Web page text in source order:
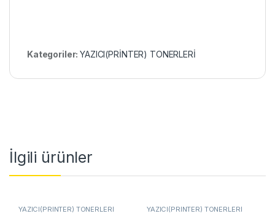
Kategoriler:YAZICI(PRİNTER) TONERLERİ
İlgili ürünler
YAZICI(PRİNTER) TONERLERİ YAZICI(PRİNTER) TONERLERİ